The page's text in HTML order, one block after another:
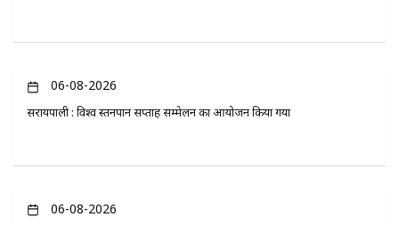
06-08-2026
सरायपाली : विश्व स्तनपान सप्ताह सम्मेलन का आयोजन किया गया
06-08-2026